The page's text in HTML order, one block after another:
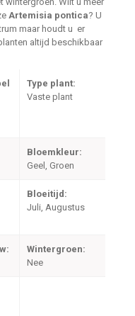
Artemisia pontica? U
maar houdt u er
altijd beschikbaar
Type plant:
Vaste plant
Bloemkleur:
Geel, Groen
Bloeitijd:
Juli, Augustus
Wintergroen:
Nee